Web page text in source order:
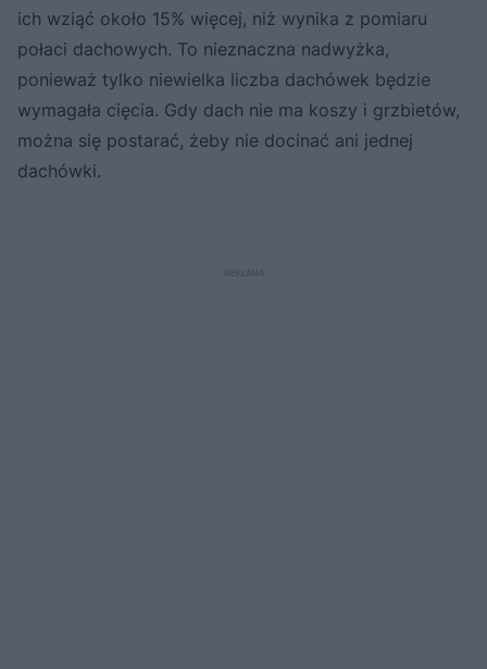
ich wziąć około 15% więcej, niż wynika z pomiaru
połaci dachowych. To nieznaczna nadwyżka,
ponieważ tylko niewielka liczba dachówek będzie
wymagała cięcia. Gdy dach nie ma koszy i grzbietów,
można się postarać, żeby nie docinać ani jednej
dachówki.